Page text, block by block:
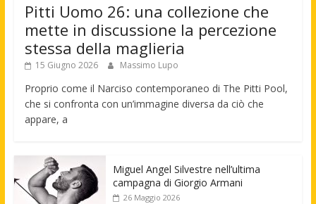
Pitti Uomo 26: una collezione che
mette in discussione la percezione
stessa della maglieria
15 Giugno 2026 Massimo Lupo
Proprio come il Narciso contemporaneo di The Pitti Pool,
che si confronta con un’immagine diversa da ciò che
appare, a
Miguel Angel Silvestre nell’ultima
campagna di Giorgio Armani
26 Maggio 2026